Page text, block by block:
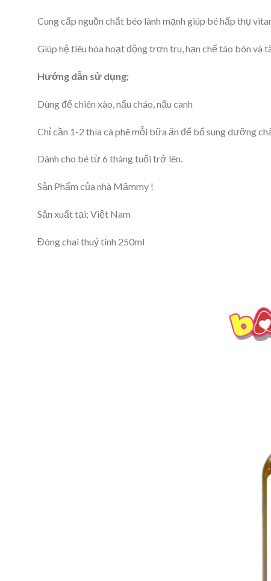
Cung cấp nguồn chất béo lành mạnh giúp bé hấp thụ
Giúp hệ tiêu hóa hoạt động trơn tru, hạn chế táo bón và
Hướng dẫn sử dụng;
Dùng để chiên xào, nấu cháo, nấu canh
Chỉ cần 1-2 thìa cà phê mỗi bữa ăn để bổ sung dưỡng
Dành cho bé từ 6 tháng tuổi trở lên.
Sản Phẩm của nhà Mămmy !
Sản xuất tại; Việt Nam
Đóng chai thuỷ tinh 250ml